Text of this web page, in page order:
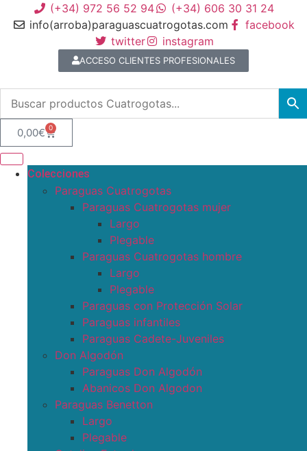
(+34) 972 56 52 94
(+34) 606 30 31 24
info(arroba)paraguascuatrogotas.com
facebook
twitter
instagram
ACCESO CLIENTES PROFESIONALES
0,00€ 0
Colecciones
Paraguas Cuatrogotas
Paraguas Cuatrogotas mujer
Largo
Plegable
Paraguas Cuatrogotas hombre
Largo
Plegable
Paraguas con Protección Solar
Paraguas infantiles
Paraguas Cadete-Juveniles
Don Algodón
Paraguas Don Algodón
Abanicos Don Algodon
Paraguas Benetton
Largo
Plegable